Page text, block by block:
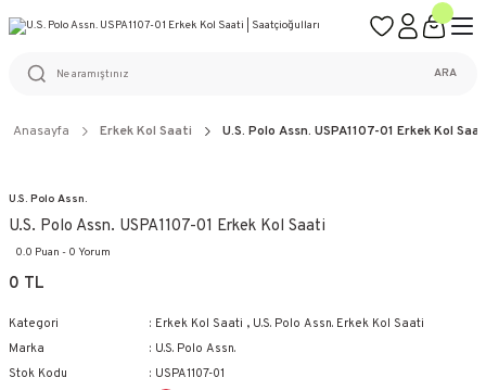
%100 ORİJİNAL ÜRÜN GARANTİSİ
ARA
Anasayfa Erkek Kol Saati U.S. Polo Assn. USPA1107-01 Erkek Kol
U.S. Polo Assn.
U.S. Polo Assn. USPA1107-01 Erkek Kol Saati
0.0 Puan - 0 Yorum
0 TL
Kategori Erkek Kol Saati , U.S. Polo Assn. Erkek Kol Saati
Marka
U.S. Polo Assn.
Stok Kodu
USPA1107-01